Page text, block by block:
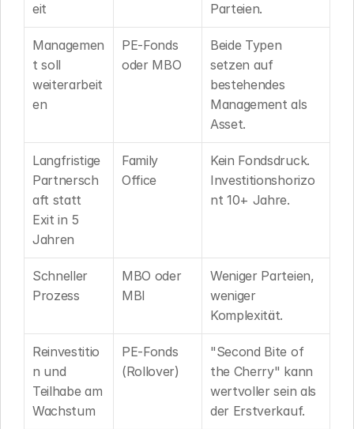
eit
Parteien.
Managemen
t soll
weiterarbeit
en
PE-Fonds
oder MBO
Beide Typen
setzen auf
bestehendes
Management als
Asset.
Langfristige
Partnersch
aft statt
Exit in 5
Jahren
Family
Office
Kein Fondsdruck.
Investitionshorizo
nt 10+ Jahre.
Schneller
Prozess
MBO oder
MBI
Weniger Parteien,
weniger
Komplexität.
Reinvestitio
n und
Teilhabe am
Wachstum
PE-Fonds
(Rollover)
"Second Bite of
the Cherry" kann
wertvoller sein als
der Erstverkauf.